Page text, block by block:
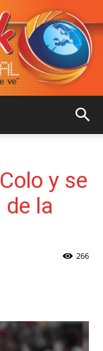
y se
la
266